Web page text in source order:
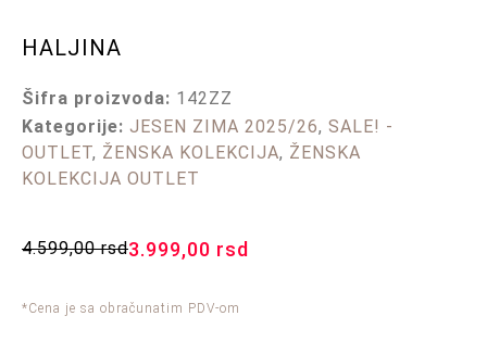
HALJINA
Šifra proizvoda: 142ZZ
Kategorije: JESEN ZIMA 2025/26, SALE! -
OUTLET, ŽENSKA KOLEKCIJA, ŽENSKA
KOLEKCIJA OUTLET
4.599,00rsd3.999,00 rsd
*Cena je sa obračunatim PDV-om